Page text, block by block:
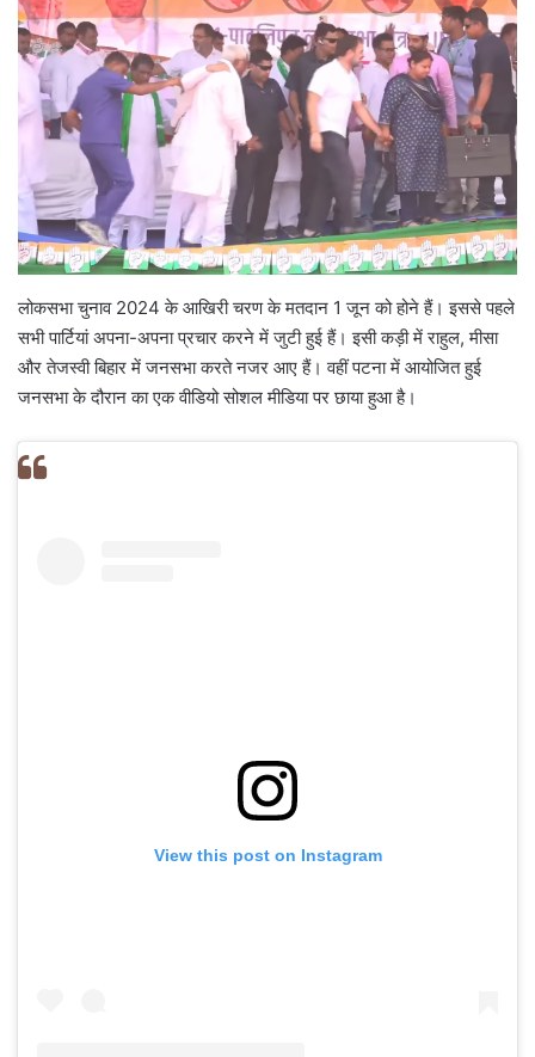
लोकसभा चुनाव 2024 के आखिरी चरण के मतदान 1 जून को होने हैं। इससे पहले
सभी पार्टियां अपना-अपना प्रचार करने में जुटी हुई हैं। इसी कड़ी में राहुल, मीसा
और तेजस्वी बिहार में जनसभा करते नजर आए हैं। वहीं पटना में आयोजित हुई
जनसभा के दौरान का एक वीडियो सोशल मीडिया पर छाया हुआ है।
View this post on Instagram